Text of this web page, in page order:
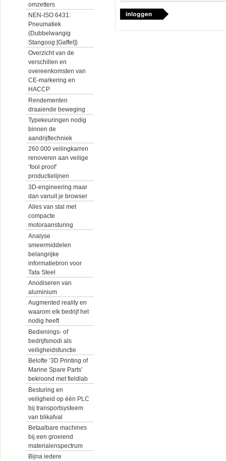
omzetters
NEN-ISO 6431:
Pneumatiek
(Dubbelwangig
Stangoog [Gaffel])
Overzicht van de
verschillen en
overeenkomsten van
CE-markering en
HACCP
Rendementen
draaiende beweging
Typekeuringen nodig
binnen de
aandrijftechniek
260 000 veilingkarren
renoveren aan veilige
‘fool proof’
productielijnen
3D-engineering maar
dan vanuit je browser
Alles van stal met
compacte
motoraansturing
Analyse
smeermiddelen
belangrijke
informatiebron voor
Tata Steel
Anodiseren van
aluminium
Augmented reality en
waarom elk bedrijf het
nodig heeft
Bedienings- of
bedrijfsmodi als
veiligheidsfunctie
Belofte ‘3D Printing of
Marine Spare Parts’
bekroond met fieldlab
Besturing en
veiligheid op één PLC
bij transportsysteem
van blikafval
Betaalbare machines
bij een groeiend
materialenspectrum
Bijna iedere